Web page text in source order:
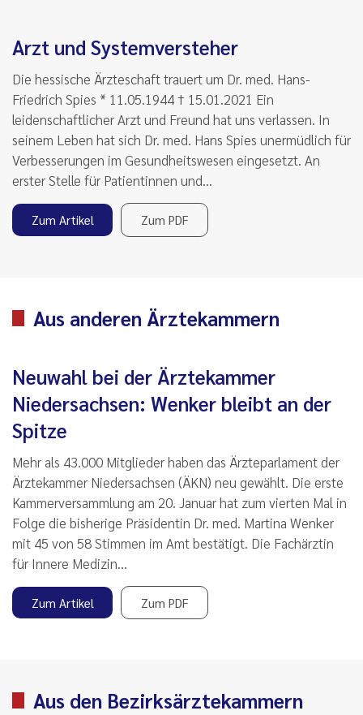
Arzt und Systemversteher
Die hessische Ärzteschaft trauert um Dr. med. Hans-
Friedrich Spies * 11.05.1944 † 15.01.2021 Ein
leidenschaftlicher Arzt und Freund hat uns verlassen. In
seinem Leben hat sich Dr. med. Hans Spies unermüdlich für
Verbesserungen im Gesundheitswesen eingesetzt. An
erster Stelle für Patientinnen und…
Zum Artikel Zum PDF
Aus anderen Ärztekammern
Neuwahl bei der Ärztekammer
Niedersachsen: Wenker bleibt an der
Spitze
Mehr als 43.000 Mitglieder haben das Ärzteparlament der
Ärztekammer Niedersachsen (ÄKN) neu gewählt. Die erste
Kammerversammlung am 20. Januar hat zum vierten Mal in
Folge die bisherige Präsidentin Dr. med. Martina Wenker
mit 45 von 58 Stimmen im Amt bestätigt. Die Fachärztin
für Innere Medizin…
Zum Artikel Zum PDF
Aus den Bezirksärztekammern